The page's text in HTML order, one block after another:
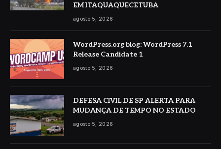
EM ITAQUAQUECETUBA
agosto 5, 2026
WordPress.org blog: WordPress 7.1
Release Candidate 1
agosto 5, 2026
DEFESA CIVIL DE SP ALERTA PARA
MUDANÇA DE TEMPO NO ESTADO
agosto 5, 2026